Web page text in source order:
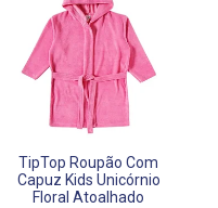
TipTop Roupão Com
Capuz Kids Unicórnio
Floral Atoalhado